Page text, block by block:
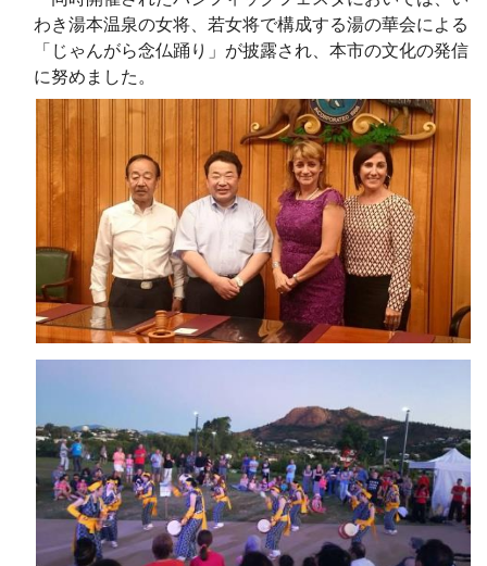
わき湯本温泉の女将、若女将で構成する湯の華会による
「じゃんがら念仏踊り」が披露され、本市の文化の発信
に努めました。